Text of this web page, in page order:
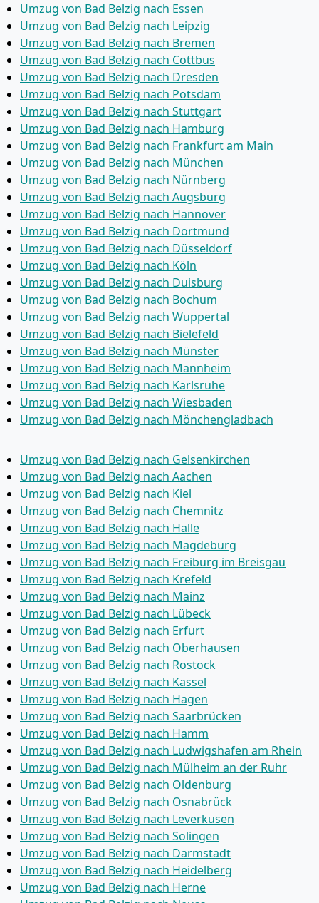
Umzug von Bad Belzig nach Essen
Umzug von Bad Belzig nach Leipzig
Umzug von Bad Belzig nach Bremen
Umzug von Bad Belzig nach Cottbus
Umzug von Bad Belzig nach Dresden
Umzug von Bad Belzig nach Potsdam
Umzug von Bad Belzig nach Stuttgart
Umzug von Bad Belzig nach Hamburg
Umzug von Bad Belzig nach Frankfurt am Main
Umzug von Bad Belzig nach München
Umzug von Bad Belzig nach Nürnberg
Umzug von Bad Belzig nach Augsburg
Umzug von Bad Belzig nach Hannover
Umzug von Bad Belzig nach Dortmund
Umzug von Bad Belzig nach Düsseldorf
Umzug von Bad Belzig nach Köln
Umzug von Bad Belzig nach Duisburg
Umzug von Bad Belzig nach Bochum
Umzug von Bad Belzig nach Wuppertal
Umzug von Bad Belzig nach Bielefeld
Umzug von Bad Belzig nach Münster
Umzug von Bad Belzig nach Mannheim
Umzug von Bad Belzig nach Karlsruhe
Umzug von Bad Belzig nach Wiesbaden
Umzug von Bad Belzig nach Mönchen­gladbach
Umzug von Bad Belzig nach Gelsenkirchen
Umzug von Bad Belzig nach Aachen
Umzug von Bad Belzig nach Kiel
Umzug von Bad Belzig nach Chemnitz
Umzug von Bad Belzig nach Halle
Umzug von Bad Belzig nach Magdeburg
Umzug von Bad Belzig nach Freiburg im Breisgau
Umzug von Bad Belzig nach Krefeld
Umzug von Bad Belzig nach Mainz
Umzug von Bad Belzig nach Lübeck
Umzug von Bad Belzig nach Erfurt
Umzug von Bad Belzig nach Oberhausen
Umzug von Bad Belzig nach Rostock
Umzug von Bad Belzig nach Kassel
Umzug von Bad Belzig nach Hagen
Umzug von Bad Belzig nach Saarbrücken
Umzug von Bad Belzig nach Hamm
Umzug von Bad Belzig nach Ludwigshafen am Rhein
Umzug von Bad Belzig nach Mülheim an der Ruhr
Umzug von Bad Belzig nach Oldenburg
Umzug von Bad Belzig nach Osnabrück
Umzug von Bad Belzig nach Leverkusen
Umzug von Bad Belzig nach Solingen
Umzug von Bad Belzig nach Darmstadt
Umzug von Bad Belzig nach Heidelberg
Umzug von Bad Belzig nach Herne